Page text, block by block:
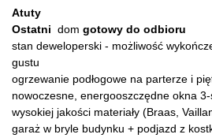
Atuty
Ostatni dom gotowy do odbioru
stan deweloperski - możliwość
gustu
ogrzewanie podłogowe na parterze i
nowoczesne, energooszczędne okna
wysokiej jakości materiały (Braas,
garaż w bryle budynku + podjazd z